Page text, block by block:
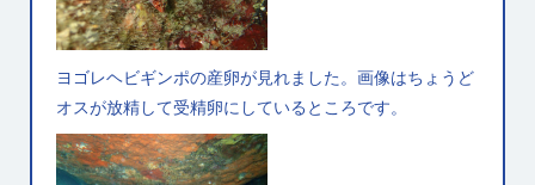
ヨゴレヘビギンポの産卵が見れました。画像はちょうど
オスが放精して受精卵にしているところです。